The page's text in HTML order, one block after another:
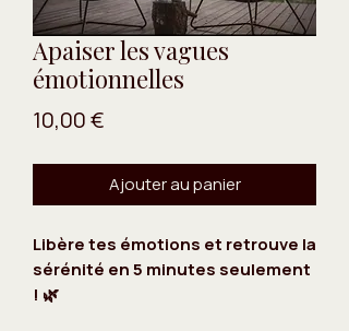
Apaiser les vagues
émotionnelles
10,00 €
Ajouter au panier
Libère tes émotions et retrouve la
sérénité en 5 minutes seulement
! 🌿